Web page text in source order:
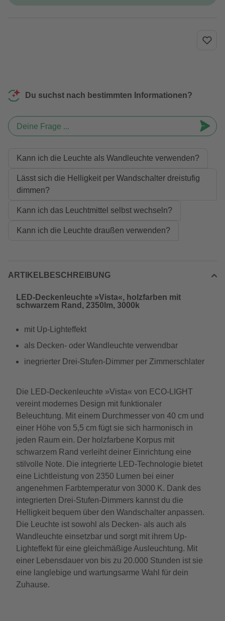
Du suchst nach bestimmten Informationen?
Deine Frage ...
Kann ich die Leuchte als Wandleuchte verwenden?
Lässt sich die Helligkeit per Wandschalter dreistufig
dimmen?
Kann ich das Leuchtmittel selbst wechseln?
Kann ich die Leuchte draußen verwenden?
ARTIKELBESCHREIBUNG
LED-Deckenleuchte »Vista«, holzfarben mit
schwarzem Rand, 2350lm, 3000k
mit Up-Lighteffekt
als Decken- oder Wandleuchte verwendbar
inegrierter Drei-Stufen-Dimmer per Zimmerschlater
Die LED-Deckenleuchte »Vista« von ECO-LIGHT
vereint modernes Design mit funktionaler
Beleuchtung. Mit einem Durchmesser von 40 cm und
einer Höhe von 5,5 cm fügt sie sich harmonisch in
jeden Raum ein. Der holzfarbene Korpus mit
schwarzem Rand verleiht deiner Einrichtung eine
stilvolle Note. Die integrierte LED-Technologie bietet
eine Lichtleistung von 2350 Lumen bei einer
angenehmen Farbtemperatur von 3000 K. Dank des
integrierten Drei-Stufen-Dimmers kannst du die
Helligkeit bequem über den Wandschalter anpassen.
Die Leuchte ist sowohl als Decken- als auch als
Wandleuchte einsetzbar und sorgt mit ihrem Up-
Lighteffekt für eine gleichmäßige Ausleuchtung. Mit
einer Lebensdauer von bis zu 20.000 Stunden ist sie
eine langlebige und wartungsarme Wahl für dein
Zuhause.